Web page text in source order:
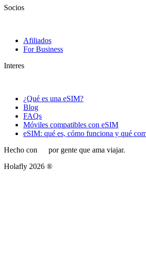
Socios
Afiliados
For Business
Interes
¿Qué es una eSIM?
Blog
FAQs
Móviles compatibles con eSIM
eSIM: qué es, cómo funciona y qué
Hecho con
por gente que ama viajar.
Holafly 2026 ®